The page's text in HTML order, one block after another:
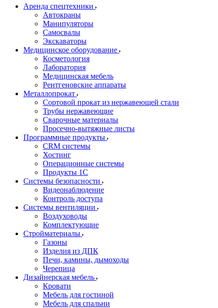
Аренда спецтехники
Автокраны
Манипуляторы
Самосвалы
Экскаваторы
Медицинское оборудование
Косметология
Лаборатория
Медицинская мебель
Рентгеновские аппараты
Металлопрокат
Сортовой прокат из нержавеющей стали
Трубы нержавеющие
Сварочные материалы
Просечно-вытяжные листы
Программные продукты
CRM системы
Хостинг
Операционные системы
Продукты 1С
Системы безопасности
Видеонаблюдение
Контроль доступа
Системы вентиляции
Воздуховоды
Комплектующие
Стройматериалы
Газоны
Изделия из ДПК
Печи, камины, дымоходы
Черепица
Дизайнерская мебель
Кровати
Мебель для гостиной
Мебель для спальни